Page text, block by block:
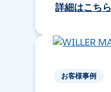
詳細はこちら
お客様事例